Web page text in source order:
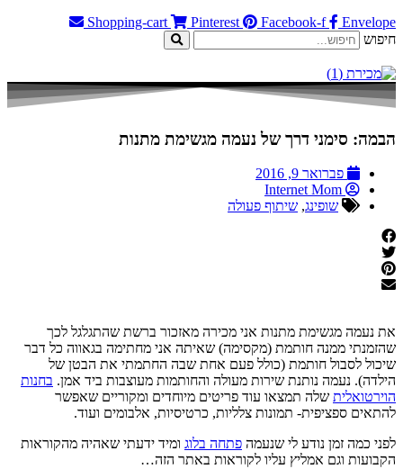
Shopping-cart
Pinterest Facebook-f
Envelope
חיפוש
הבמה: סימני דרך של נעמה מגשימת מתנות
פברואר 9, 2016
Internet Mom
שופינג, שיתוף פעולה
את נעמה מגשימת מתנות אני מכירה מאזכור ברשת שהתגלגל לכך
שהזמנתי ממנה חותמת (מקסימה) שאיתה אני מחתימה בגאווה כל דבר
שיכול לסבול חותמת (כולל פעם אחת שבה החתמתי את הבטן של
הילדה). נעמה נותנת שירות מעולה והחותמות מעוצבות ביד אמן. בחנות
הוירטואלית שלה תמצאו עוד פריטים מיוחדים ומקוריים שאפשר
להתאים ספציפית- תמונות צלליות, כרטיסיות, אלבומים ועוד.
לפני כמה זמן נודע לי שנעמה פתחה בלוג ומיד ידעתי שאהיה מהקוראות
הקבועות וגם אמליץ עליו לקוראות באתר הזה…